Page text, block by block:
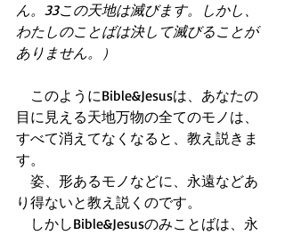
ん。33この天地は滅びます。しかし、
わたしのことばは決して滅びることが
ありません。）
このようにBible&Jesusは、あなたの
目に見える天地万物の全てのモノは、
すべて消えてなくなると、教え説きま
す。
姿、形あるモノなどに、永遠などあ
り得ないと教え説くのです。
しかしBible&Jesusのみことばは、永